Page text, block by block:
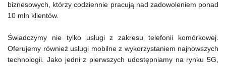
biznesowych, którzy codziennie pracują nad zadowoleniem ponad
10 mln klientów.
Świadczymy nie tylko usługi z zakresu telefonii komórkowej.
Oferujemy również usługi mobilne z wykorzystaniem najnowszych
technologii. Jako jedni z pierwszych udostępniamy na rynku 5G,